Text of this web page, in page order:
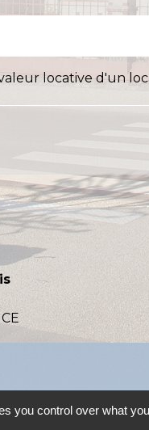
locative d'un
you control over what